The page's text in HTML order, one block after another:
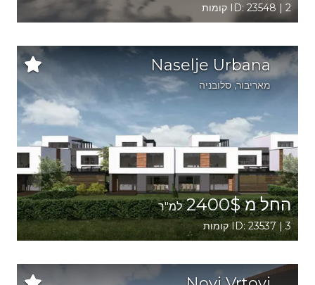
ID: 23548 | 2 קומות
Naselje Urbana
מאריבור, סלובניה
החל מ 2400$ למ"ר
ID: 23537 | 3 קומות